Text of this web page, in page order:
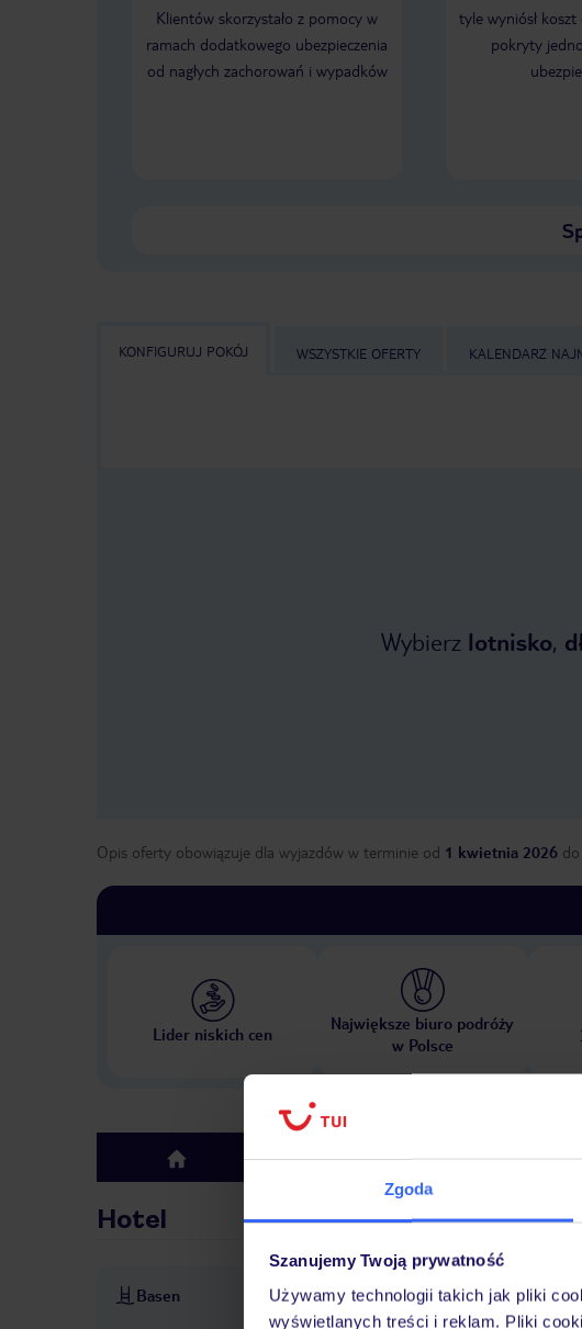
Zgoda
Szanujemy Twoją prywatność
Używamy technologii takich jak pliki
wyświetlanych treści i reklam. Pliki
Klientów skorzystało z pomocy w
ramach dodatkowego ubezpieczenia
od nagłych zachorowań i wypadków
tyle wyniósł koszt
pokryty
KONFIGURUJ POKÓJ WSZYSTKIE OFERTY KALENDARZ
Wybierz lotnisko,
Opis oferty obowiązuje dla wyjazdów w terminie od 1 kwietnia 2026 do
Lider niskich cen
Największe biuro podróży
w Polsce
top Hotel Pokoje
Hotel
Basen baseny: 2 basen „The Falls": 6+, w
cenie
ręczniki: w cenie